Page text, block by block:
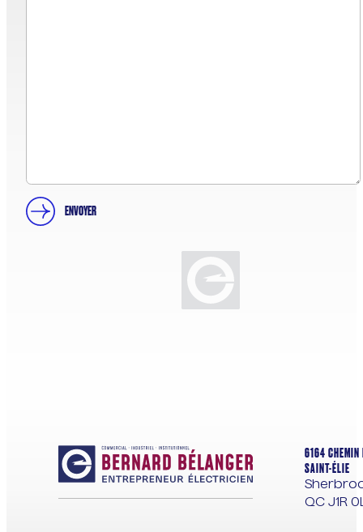
ENVOYER
6164 CHEMIN
SAINT-ÉLIE
QC J1R